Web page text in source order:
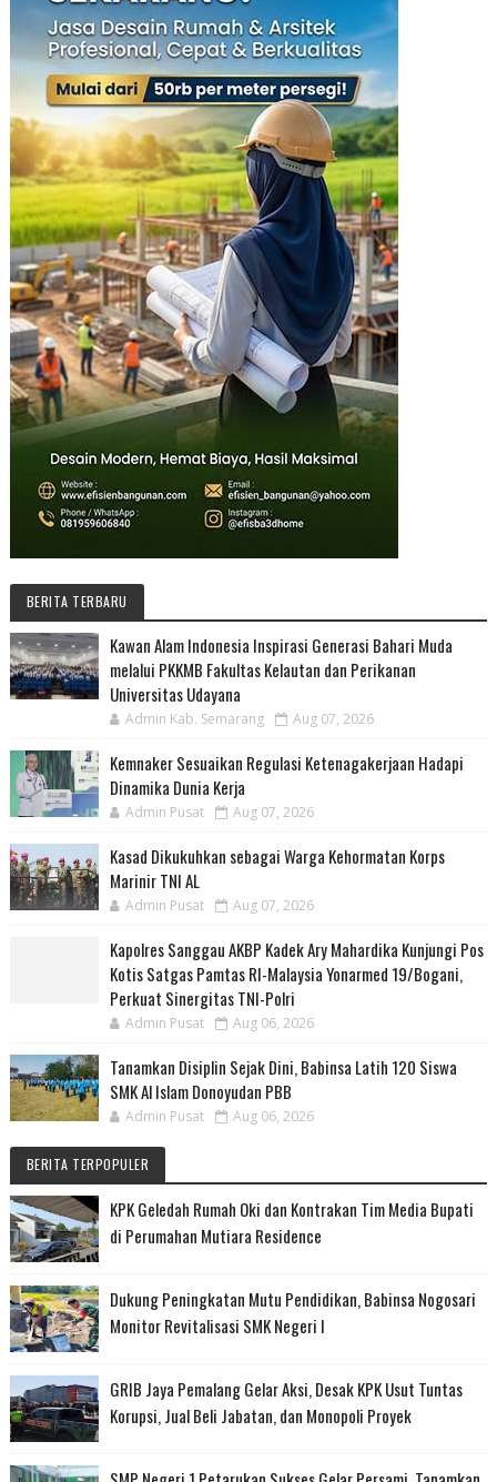
BERITA TERBARU
Kawan Alam Indonesia Inspirasi Generasi Bahari Muda
melalui PKKMB Fakultas Kelautan dan Perikanan
Universitas Udayana
Admin Kab. Semarang Aug 07, 2026
Kemnaker Sesuaikan Regulasi Ketenagakerjaan Hadapi
Dinamika Dunia Kerja
Admin Pusat Aug 07, 2026
Kasad Dikukuhkan sebagai Warga Kehormatan Korps
Marinir TNI AL
Admin Pusat Aug 07, 2026
Kapolres Sanggau AKBP Kadek Ary Mahardika Kunjungi Pos
Kotis Satgas Pamtas RI-Malaysia Yonarmed 19/Bogani,
Perkuat Sinergitas TNI-Polri
Admin Pusat Aug 06, 2026
Tanamkan Disiplin Sejak Dini, Babinsa Latih 120 Siswa
SMK Al Islam Donoyudan PBB
Admin Pusat Aug 06, 2026
BERITA TERPOPULER
KPK Geledah Rumah Oki dan Kontrakan Tim Media Bupati
di Perumahan Mutiara Residence
Dukung Peningkatan Mutu Pendidikan, Babinsa Nogosari
Monitor Revitalisasi SMK Negeri I
GRIB Jaya Pemalang Gelar Aksi, Desak KPK Usut Tuntas
Korupsi, Jual Beli Jabatan, dan Monopoli Proyek